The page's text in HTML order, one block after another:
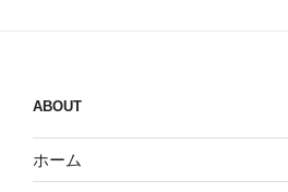
ABOUT
ホーム